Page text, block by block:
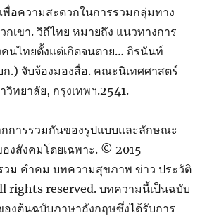
อความสะดวกในการรวมกลุ่มทาง
กเขา. วิถีไทย หมายถึง แนวทางการ
นไทยตั้งแต่เกิดจนตาย… ถิรนันท์
.) จับจ้องมองสื่อ. คณะนิเทศศาสตร์
ทยาลัย, กรุงเทพฯ.2541.
การรวมกันของรูปแบบและลักษณะ
งสังคมโดยเฉพาะ. © 2015
วม คำคม บทความสุขภาพ ข่าว ประวัติ
rights reserved. บทความนี้เป็นฉบับ
งต้นฉบับภาษาอังกฤษซึ่งได้รับการ